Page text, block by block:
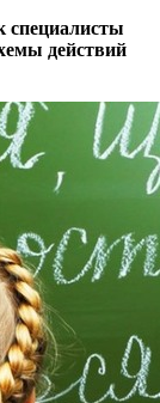
специалисты
действий